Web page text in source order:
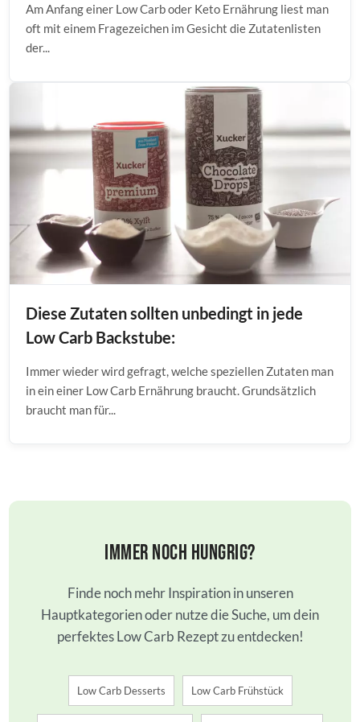
Am Anfang einer Low Carb oder Keto Ernährung liest man
oft mit einem Fragezeichen im Gesicht die Zutatenlisten
der...
Diese Zutaten sollten unbedingt in jede
Low Carb Backstube:
Immer wieder wird gefragt, welche speziellen Zutaten man
in ein einer Low Carb Ernährung braucht. Grundsätzlich
braucht man für...
Immer noch hungrig?
Finde noch mehr Inspiration in unseren
Hauptkategorien oder nutze die Suche, um dein
perfektes Low Carb Rezept zu entdecken!
Low Carb Desserts Low Carb Frühstück